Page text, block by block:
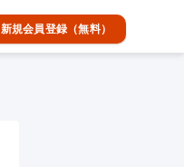
新規会員登録（無料）